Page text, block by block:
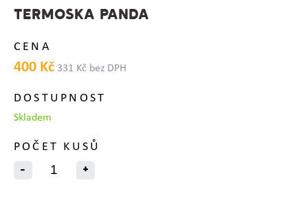
TERMOSKA PANDA
CENA
400 Kč 331 Kč bez DPH
DOSTUPNOST
Skladem
POČET KUSŮ
-
+